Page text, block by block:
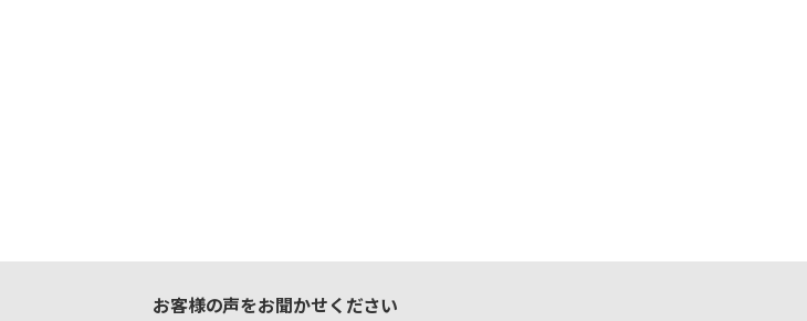
お客様の声をお聞かせください